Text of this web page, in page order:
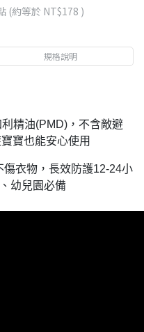
(約等於NT$178 )
規格說明
精油(PMD)，不含敵避
寶也能安心使用
衣物，長效防護12-24小
幼兒園必備